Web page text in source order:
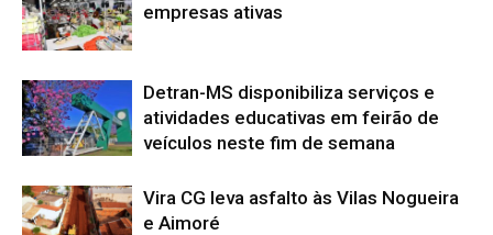
empresas ativas
Detran-MS disponibiliza serviços e
atividades educativas em feirão de
veículos neste fim de semana
Vira CG leva asfalto às Vilas Nogueira
e Aimoré